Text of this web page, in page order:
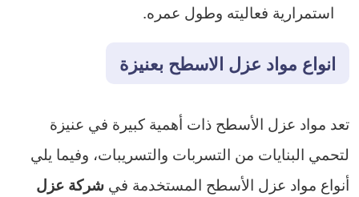
استمرارية فعاليته وطول عمره.
انواع مواد عزل الاسطح بعنيزة
تعد مواد عزل الأسطح ذات أهمية كبيرة في عنيزة
لتحمي البنايات من التسربات والتسريبات، وفيما يلي
أنواع مواد عزل الأسطح المستخدمة في شركة عزل